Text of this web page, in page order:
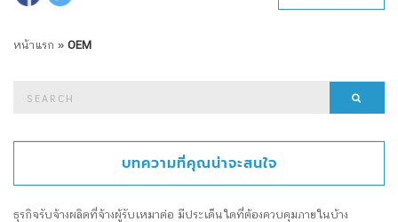
หน้าแรก » OEM
for:
บทความที่คุณน่าจะสนใจ
ธุรกิจรับจ้างผลิตที่จ้างผู้รับเหมาต่อ มีประเด็นใดที่ต้องควบคุมภายในบ้าง